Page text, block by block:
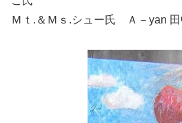
Ｍｔ.＆Ｍｓ.シュー氏 Ａ－yan